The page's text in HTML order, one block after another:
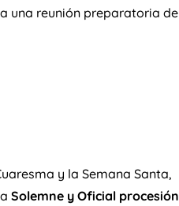
una reunión preparatoria de
y la Semana Santa,
Solemne y Oficial procesión